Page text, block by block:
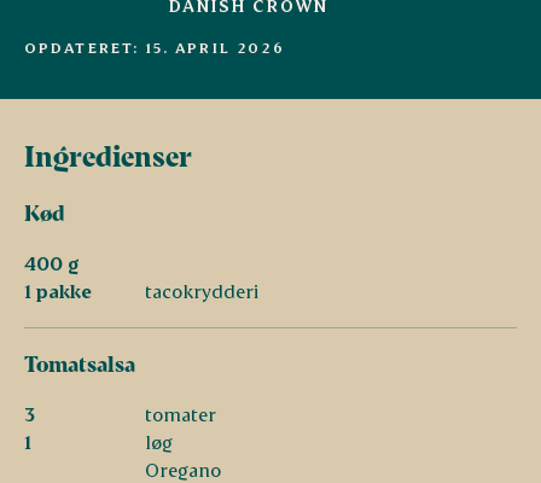
DANISH CROWN
OPDATERET: 15. APRIL 2026
Ingredienser
Kød
400 g
1 pakke
tacokrydderi
Tomatsalsa
3
tomater
1
løg
Oregano